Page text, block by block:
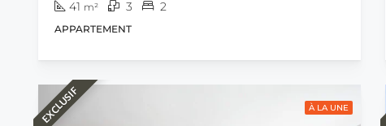
41 m² 3 2
APPARTEMENT
À LA UNE
EXCLUSIF